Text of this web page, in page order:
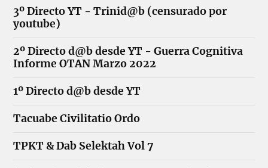
3º Directo YT - Trinid@b (censurado por
youtube)
2º Directo d@b desde YT - Guerra Cognitiva
Informe OTAN Marzo 2022
1º Directo d@b desde YT
Tacuabe Civilitatio Ordo
TPKT & Dab Selektah Vol 7